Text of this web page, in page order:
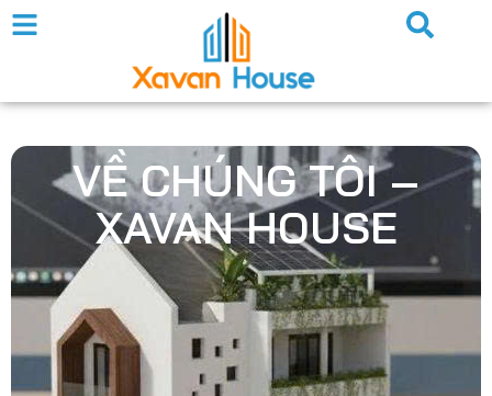
VỀ CHÚNG TÔI –
XAVAN HOUSE